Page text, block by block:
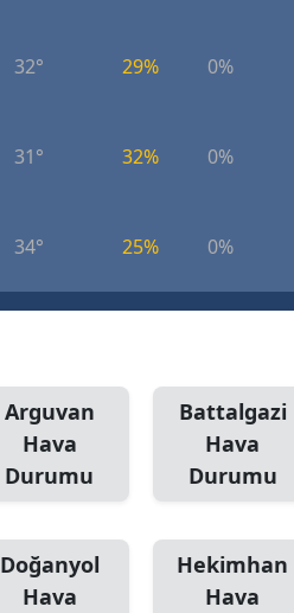
32° 29% 0%
31° 32% 0%
34° 25% 0%
Arguvan
Hava
Durumu
Battalgazi
Hava
Durumu
Doğanyol
Hava
Hekimhan
Hava